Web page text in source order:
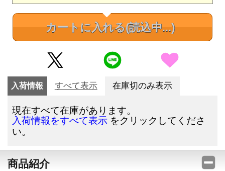
カートに入れる(読込中...)
入荷情報 すべて表示 在庫切のみ表示
現在すべて在庫があります。
入荷情報をすべて表示 をクリックしてくださ
い。
商品紹介